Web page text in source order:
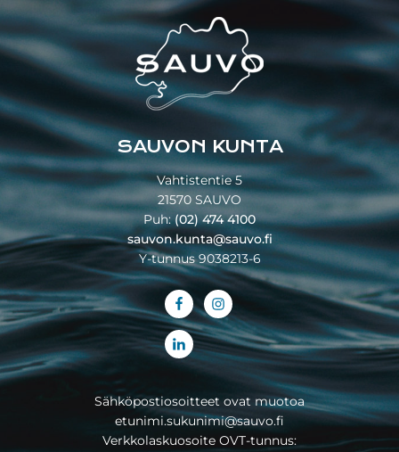
Footer
SAUVON KUNTA
Vahtistentie 5
21570 SAUVO
Puh:(02) 474 4100
sauvon.kunta@sauvo.fi
Y-tunnus 9038213-6
Sähköpostiosoitteet ovat muotoa
etunimi.sukunimi@sauvo.fi
Verkkolaskuosoite OVT-tunnus: